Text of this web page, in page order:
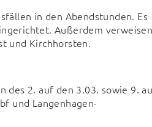
in den Abendstunden. Es
Außerdem
und Kirchhorsten.
des 2. auf den 3.03. sowie 9.
und Langenhagen-